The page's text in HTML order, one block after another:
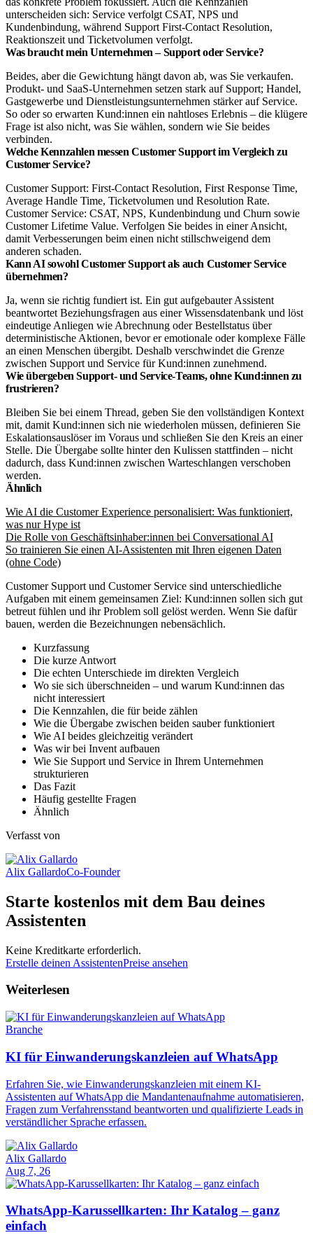
unterscheiden sich: Service verfolgt CSAT, NPS und
Kundenbindung, während Support First-Contact Resolution,
Reaktionszeit und Ticketvolumen verfolgt.
Was braucht mein Unternehmen – Support oder Service?
Beides, aber die Gewichtung hängt davon ab, was Sie verkaufen.
Produkt- und SaaS-Unternehmen setzen stark auf Support; Handel,
Gastgewerbe und Dienstleistungsunternehmen stärker auf Service.
So oder so erwarten Kund:innen ein nahtloses Erlebnis – die klügere
Frage ist also nicht, was Sie wählen, sondern wie Sie beides
verbinden.
Welche Kennzahlen messen Customer Support im Vergleich zu
Customer Service?
Customer Support: First-Contact Resolution, First Response Time,
Average Handle Time, Ticketvolumen und Resolution Rate.
Customer Service: CSAT, NPS, Kundenbindung und Churn sowie
Customer Lifetime Value. Verfolgen Sie beides in einer Ansicht,
damit Verbesserungen beim einen nicht stillschweigend dem
anderen schaden.
Kann AI sowohl Customer Support als auch Customer Service
übernehmen?
Ja, wenn sie richtig fundiert ist. Ein gut aufgebauter Assistent
beantwortet Beziehungsfragen aus einer Wissensdatenbank und löst
eindeutige Anliegen wie Abrechnung oder Bestellstatus über
deterministische Aktionen, bevor er emotionale oder komplexe Fälle
an einen Menschen übergibt. Deshalb verschwindet die Grenze
zwischen Support und Service für Kund:innen zunehmend.
Wie übergeben Support- und Service-Teams, ohne Kund:innen zu
frustrieren?
Bleiben Sie bei einem Thread, geben Sie den vollständigen Kontext
mit, damit Kund:innen sich nie wiederholen müssen, definieren Sie
Eskalationsauslöser im Voraus und schließen Sie den Kreis an einer
Stelle. Die Übergabe sollte hinter den Kulissen stattfinden – nicht
dadurch, dass Kund:innen zwischen Warteschlangen verschoben
werden.
Ähnlich
Wie AI die Customer Experience personalisiert: Was funktioniert,
was nur Hype ist
Die Rolle von Geschäftsinhaber:innen bei Conversational AI
So trainieren Sie einen AI-Assistenten mit Ihren eigenen Daten
(ohne Code)
Customer Support und Customer Service sind unterschiedliche
Aufgaben mit einem gemeinsamen Ziel: Kund:innen sollen sich gut
betreut fühlen und ihr Problem soll gelöst werden. Wenn Sie dafür
bauen, werden die Bezeichnungen nebensächlich.
Kurzfassung
Die kurze Antwort
Die echten Unterschiede im direkten Vergleich
Wo sie sich überschneiden – und warum Kund:innen das
nicht interessiert
Die Kennzahlen, die für beide zählen
Wie die Übergabe zwischen beiden sauber funktioniert
Wie AI beides gleichzeitig verändert
Was wir bei Invent aufbauen
Wie Sie Support und Service in Ihrem Unternehmen
strukturieren
Das Fazit
Häufig gestellte Fragen
Ähnlich
Verfasst von
Alix GallardoCo-Founder
Starte kostenlos mit dem Bau deines
Assistenten
Keine Kreditkarte erforderlich.
Erstelle deinen AssistentenPreise ansehen
Weiterlesen
Branche
KI für Einwanderungskanzleien auf WhatsApp
Erfahren Sie, wie Einwanderungskanzleien mit einem KI-
Assistenten auf WhatsApp die Mandantenaufnahme automatisieren,
Fragen zum Verfahrensstand beantworten und qualifizierte Leads in
verständlicher Sprache erfassen.
Alix Gallardo
Aug 7, 26
WhatsApp-Karussellkarten: Ihr Katalog – ganz
einfach